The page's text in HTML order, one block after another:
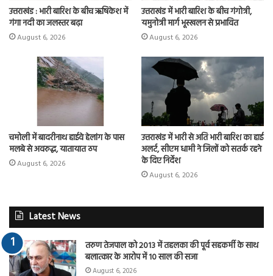
उत्तराखंड : भारी बारिश के बीच ऋषिकेश में
गंगा नदी का जलस्तर बढ़ा
August 6, 2026
उत्तराखंड में भारी बारिश के बीच गंगोत्री,
यमुनोत्री मार्ग भूस्खलन से प्रभावित
August 6, 2026
चमोली में बादरीनाथ हाईवे हेलांग के पास
मलबे से अवरुद्ध, यातायात ठप
August 6, 2026
उत्तराखंड में भारी से अति भारी बारिश का हाई
अलर्ट, सीएम धामी ने जिलों को सतर्क रहने
के दिए निर्देश
August 6, 2026
Latest News
तरुण तेजपाल को 2013 में तहलका की पूर्व सहकर्मी के साथ
बलात्कार के आरोप में 10 साल की सजा
August 6, 2026